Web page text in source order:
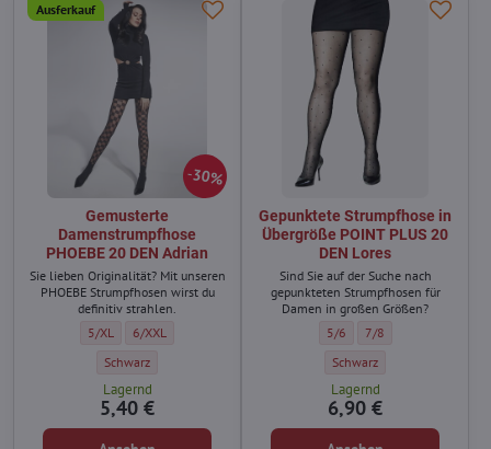
30%
Ausferkauf
Gemusterte
Damenstrumpfhose
PHOEBE 20 DEN Adrian
Sie lieben Originalität? Mit unseren
PHOEBE Strumpfhosen wirst du
definitiv strahlen.
Gemusterte Damenstrumpfhose PHOEBE 20 DEN Adrian - Größe:
5/XL Gemusterte Damenstrumpfhose PHOEBE 20 DEN Adrian - Größe:
6/XXL
Gemusterte Damenstrumpfhose PHOEBE 20 DEN Adrian - Farbe:
Schwarz
Lagernd
5,40 €
Gepunktete Strumpfhose in
Übergröße POINT PLUS 20
DEN Lores
Sind Sie auf der Suche nach
gepunkteten Strumpfhosen für
Damen in großen Größen?
Gepunktete Strumpfhose in
5/6 Gepunktete
7/8
Gepunktete Strumpfhose in
Schwarz
Lagernd
6,90 €